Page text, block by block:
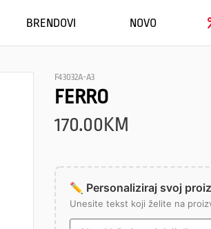
BRENDOVI NOVO
F43032A-A3
FERRO
170.00 KM
✏️ Personaliziraj svoj
Unesite tekst koji želite na